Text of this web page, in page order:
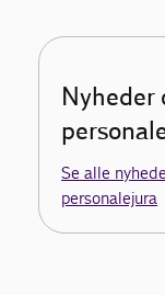
Nyheder
Se alle
personalejura